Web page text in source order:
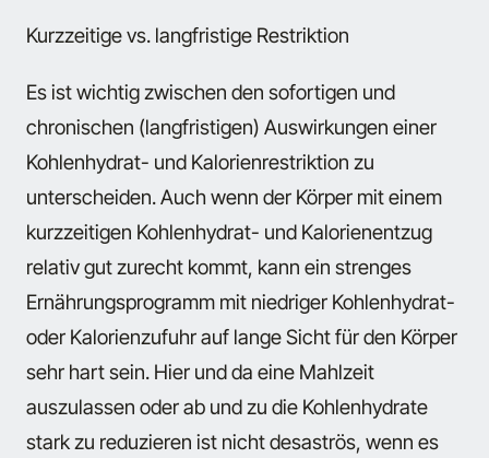
Kurzzeitige vs. langfristige Restriktion
Es ist wichtig zwischen den sofortigen und
chronischen (langfristigen) Auswirkungen einer
Kohlenhydrat- und Kalorienrestriktion zu
unterscheiden. Auch wenn der Körper mit einem
kurzzeitigen Kohlenhydrat- und Kalorienentzug
relativ gut zurecht kommt, kann ein strenges
Ernährungsprogramm mit niedriger Kohlenhydrat-
oder Kalorienzufuhr auf lange Sicht für den Körper
sehr hart sein. Hier und da eine Mahlzeit
auszulassen oder ab und zu die Kohlenhydrate
stark zu reduzieren ist nicht desaströs, wenn es